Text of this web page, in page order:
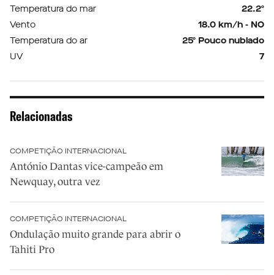
Temperatura do mar
22.2º
Vento
18.0 km/h - NO
Temperatura do ar
25º Pouco nublado
UV
7
Relacionadas
COMPETIÇÃO INTERNACIONAL
António Dantas vice-campeão em
Newquay, outra vez
COMPETIÇÃO INTERNACIONAL
Ondulação muito grande para abrir o
Tahiti Pro